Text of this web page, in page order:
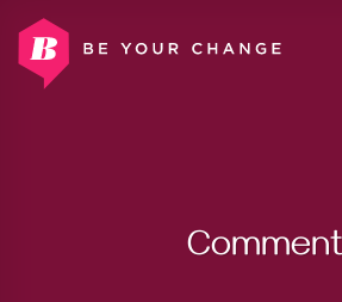
Skip
content